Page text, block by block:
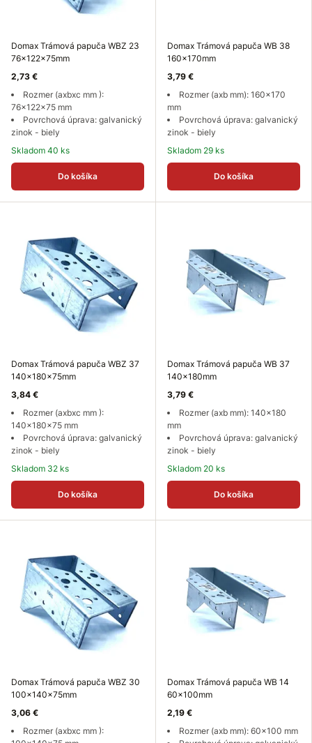
Domax Trámová papuča WBZ 23
76x122x75mm
2,73 €
Rozmer (axbxc mm ):
76x122x75 mm
Povrchová úprava: galvanický
zinok - biely
Skladom 40 ks
Do košíka
Domax Trámová papuča WB 38
160x170mm
3,79 €
Rozmer (axb mm): 160x170
mm
Povrchová úprava: galvanický
zinok - biely
Skladom 29 ks
Do košíka
Domax Trámová papuča WBZ 37
140x180x75mm
3,84 €
Rozmer (axbxc mm ):
140x180x75 mm
Povrchová úprava: galvanický
zinok - biely
Skladom 32 ks
Do košíka
Domax Trámová papuča WB 37
140x180mm
3,79 €
Rozmer (axb mm): 140x180
mm
Povrchová úprava: galvanický
zinok - biely
Skladom 20 ks
Do košíka
Domax Trámová papuča WBZ 30
100x140x75mm
3,06 €
Rozmer (axbxc mm ):
Domax Trámová papuča WB 14
60x100mm
2,19 €
Rozmer (axb mm): 60x100 mm